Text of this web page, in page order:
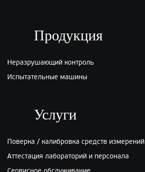
Продукция
Неразрушающий контроль
Испытательные машины
Услуги
Поверка / калибровка средств измерений
Аттестация лабораторий и персонала